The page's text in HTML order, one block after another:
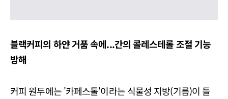
블랙커피의 하얀 거품 속에...간의 콜레스테롤 조절 기능
방해
커피 원두에는 '카페스톨'이라는 식물성 지방(기름)이 들